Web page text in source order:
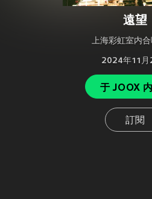
遠望
上海彩虹室内合
2024年11月
于 JOOX
訂閱